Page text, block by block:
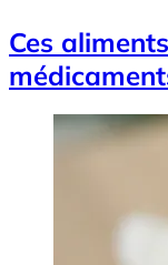
Ces
Image